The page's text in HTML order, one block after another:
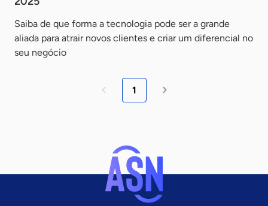
Saiba de que forma a tecnologia pode ser a grande
aliada para atrair novos clientes e criar um diferencial no
seu negócio
1